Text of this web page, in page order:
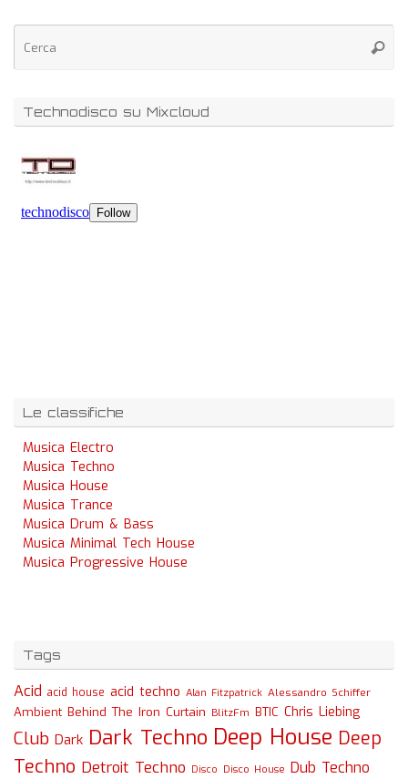
Technodisco su Mixcloud
Le classifiche
Musica Electro
Musica Techno
Musica House
Musica Trance
Musica Drum & Bass
Musica Minimal Tech House
Musica Progressive House
Tags
Acid acid house acid techno Alan Fitzpatrick Alessandro Schiffer
Ambient Behind The Iron Curtain BlitzFm BTIC Chris Liebing
Club Dark Dark Techno Deep House Deep
Techno Detroit Techno Disco Disco House Dub Techno